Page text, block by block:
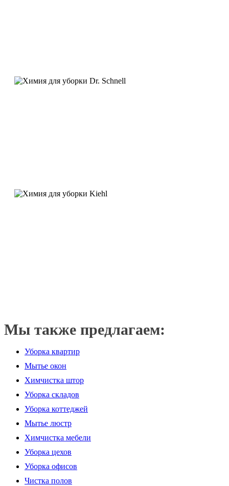
Мы также предлагаем:
Уборка квартир
Мытье окон
Химчистка штор
Уборка складов
Уборка коттеджей
Мытье люстр
Химчистка мебели
Уборка цехов
Уборка офисов
Чистка полов